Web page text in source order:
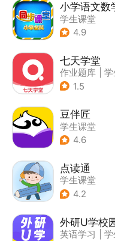
学生课堂
4.9
七天学堂
作业题库
1.5
豆伴匠
学生课堂
4.6
点读通
学生课堂
4.2
外研U学校
英语学习